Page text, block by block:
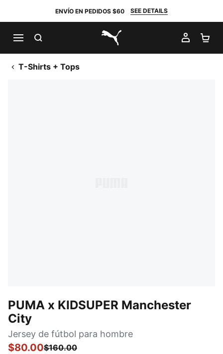
ENVÍO EN PEDIDOS $60 SEE DETAILS
PUMA.com
MI
T-Shirts + Tops
PUMA x KIDSUPER Manchester
City
Jersey de fútbol para hombre
$80.00$160.00